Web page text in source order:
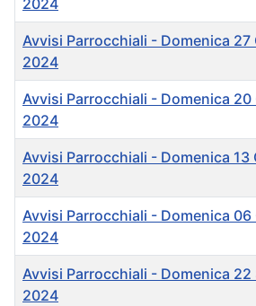
2024
Avvisi Parrocchiali - Domenica 27
2024
Avvisi Parrocchiali - Domenica
2024
Avvisi Parrocchiali - Domenica 13
2024
Avvisi Parrocchiali - Domenica
2024
Avvisi Parrocchiali - Domenica 22
2024